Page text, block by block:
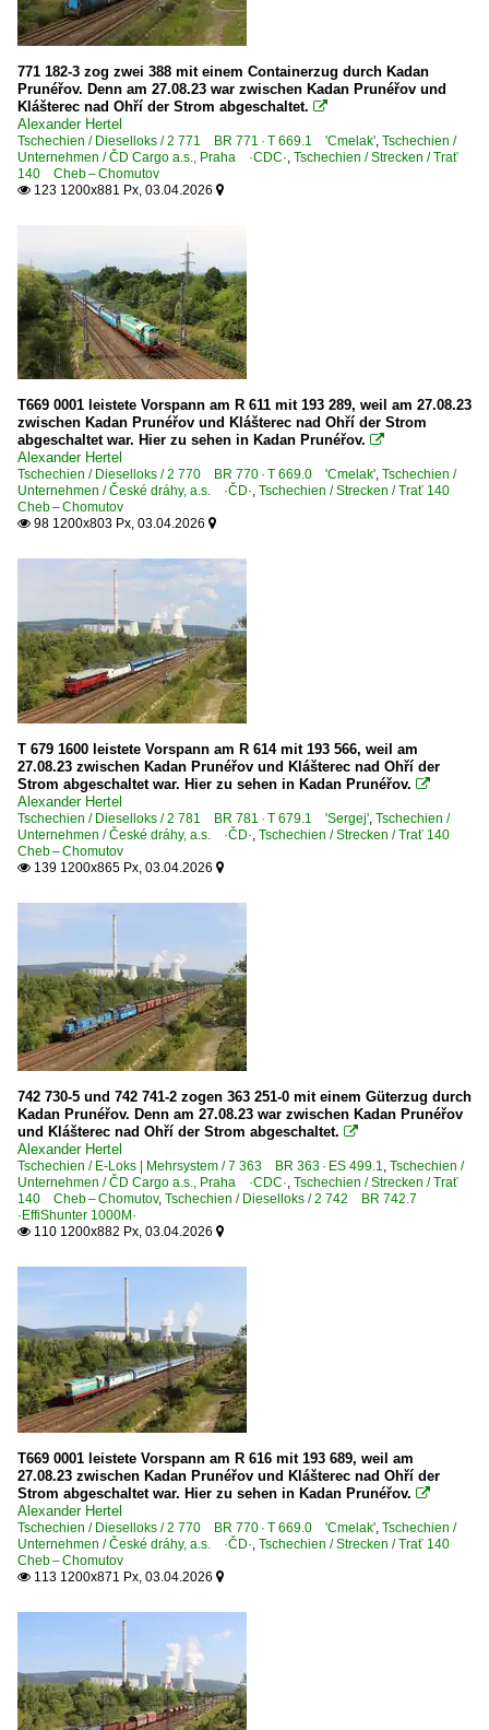
7 242 BR 242 'Plechovka'
Elektrotriebzüge | Mehrsystem
1 640 BR 640.1 Umbau 440 ·RegioPanter·
1 640 BR 640.2 · 642.2 ·RegioPanter 20Ev·
1 650 BR 650 · 651 ·RegioPanter·
1 650 BR 650.2 · 651.2 ·RegioPanter·
Gemischte Güterzüge
Kohle-, Erz- und Kokszüge
Personenwagen
Eurofimawagen UIC-Z-Wagen
Regional- und Fernzüge
InterJet-Züge
Os Nahverkehrszüge
R langsame Schnellzüge
Sp Eilzüge
Unternehmen
ČD Cargo a.s., Praha ·CDC·
České dráhy, a.s. - Plzeňský kraj ·ČD·
AŽD Praha s.r.o.
City Rail a.s. / Wood Train Transport ·CTR·
EP Cargo a.s ·EPH·EPCI·
GW Train Regio a.s., Ústí nad Labem ·GWTR·
METRANS Rail s.r.o., Praha ·MT·MTR·
PKP Cargo Internationial a.s., Ostrava ·PCI· ex AWT, ab
Unipetrol Doprava a.s ·UNIDO·
Viamont DSP a.s. ·VDSP·
771 182-3 zog zwei 388 mit einem Containerzug durch Kadan
Prunéřov. Denn am 27.08.23 war zwischen Kadan Prunéřov und
Klášterec nad Ohří der Strom abgeschaltet. 
Alexander Hertel
Tschechien / Dieselloks / 2 771 BR 771 · T 669.1 'Cmelak', Tschechien /
Unternehmen / ČD Cargo a.s., Praha ·CDC·, Tschechien / Strecken / Trať
140 Cheb – Chomutov
 123 1200x881 Px, 03.04.2026 
T669 0001 leistete Vorspann am R 611 mit 193 289, weil am 27.08.23
zwischen Kadan Prunéřov und Klášterec nad Ohří der Strom
abgeschaltet war. Hier zu sehen in Kadan Prunéřov. 
Alexander Hertel
Tschechien / Dieselloks / 2 770 BR 770 · T 669.0 'Cmelak', Tschechien /
Unternehmen / České dráhy, a.s. ·ČD·, Tschechien / Strecken / Trať 140
Cheb – Chomutov
 98 1200x803 Px, 03.04.2026 
T 679 1600 leistete Vorspann am R 614 mit 193 566, weil am
27.08.23 zwischen Kadan Prunéřov und Klášterec nad Ohří der
Strom abgeschaltet war. Hier zu sehen in Kadan Prunéřov. 
Alexander Hertel
Tschechien / Dieselloks / 2 781 BR 781 · T 679.1 'Sergej', Tschechien /
Unternehmen / České dráhy, a.s. ·ČD·, Tschechien / Strecken / Trať 140
Cheb – Chomutov
 139 1200x865 Px, 03.04.2026 
742 730-5 und 742 741-2 zogen 363 251-0 mit einem Güterzug durch
Kadan Prunéřov. Denn am 27.08.23 war zwischen Kadan Prunéřov
und Klášterec nad Ohří der Strom abgeschaltet. 
Alexander Hertel
Tschechien / E-Loks | Mehrsystem / 7 363 BR 363 · ES 499.1, Tschechien /
Unternehmen / ČD Cargo a.s., Praha ·CDC·, Tschechien / Strecken / Trať
140 Cheb – Chomutov, Tschechien / Dieselloks / 2 742 BR 742.7
·EffiShunter 1000M·
 110 1200x882 Px, 03.04.2026 
T669 0001 leistete Vorspann am R 616 mit 193 689, weil am
27.08.23 zwischen Kadan Prunéřov und Klášterec nad Ohří der
Strom abgeschaltet war. Hier zu sehen in Kadan Prunéřov. 
Alexander Hertel
Tschechien / Dieselloks / 2 770 BR 770 · T 669.0 'Cmelak', Tschechien /
Unternehmen / České dráhy, a.s. ·ČD·, Tschechien / Strecken / Trať 140
Cheb – Chomutov
 113 1200x871 Px, 03.04.2026 